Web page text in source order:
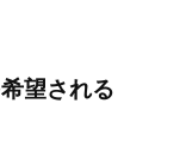
望される